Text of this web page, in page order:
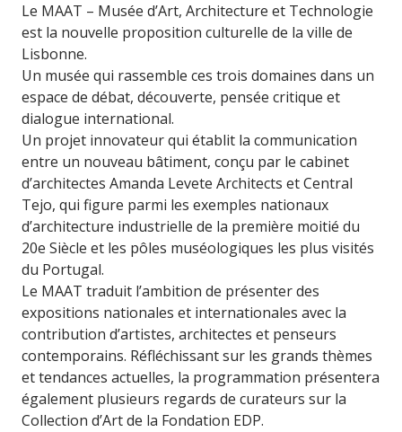
Le MAAT – Musée d’Art, Architecture et Technologie
est la nouvelle proposition culturelle de la ville de
Lisbonne.
Un musée qui rassemble ces trois domaines dans un
espace de débat, découverte, pensée critique et
dialogue international.
Un projet innovateur qui établit la communication
entre un nouveau bâtiment, conçu par le cabinet
d’architectes Amanda Levete Architects et Central
Tejo, qui figure parmi les exemples nationaux
d’architecture industrielle de la première moitié du
20e Siècle et les pôles muséologiques les plus visités
du Portugal.
Le MAAT traduit l’ambition de présenter des
expositions nationales et internationales avec la
contribution d’artistes, architectes et penseurs
contemporains. Réfléchissant sur les grands thèmes
et tendances actuelles, la programmation présentera
également plusieurs regards de curateurs sur la
Collection d’Art de la Fondation EDP.